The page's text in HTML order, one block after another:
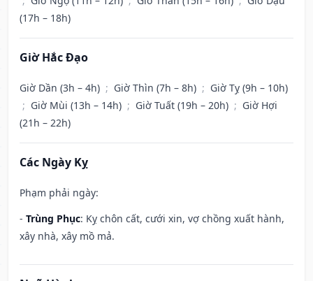
(17h – 18h)
Giờ Hắc Đạo
Giờ Dần (3h – 4h) ; Giờ Thìn (7h – 8h) ; Giờ Tỵ (9h – 10h)
; Giờ Mùi (13h – 14h) ; Giờ Tuất (19h – 20h) ; Giờ Hợi
(21h – 22h)
Các Ngày Kỵ
Phạm phải ngày:
- Trùng Phục: Kỵ chôn cất, cưới xin, vợ chồng xuất hành,
xây nhà, xây mồ mả.